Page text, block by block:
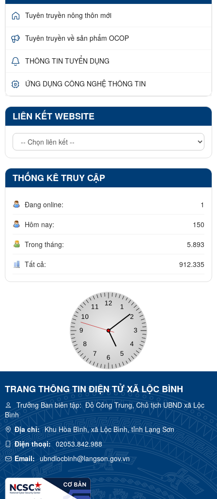
Tuyên truyền nông thôn mới
Tuyên truyền về sản phẩm OCOP
THÔNG TIN TUYỂN DỤNG
ỨNG DỤNG CÔNG NGHỆ THÔNG TIN
LIÊN KẾT WEBSITE
THỐNG KÊ TRUY CẬP
Đang online: 1
Hôm nay: 150
Trong tháng: 5.893
Tất cả: 912.335
TRANG THÔNG TIN ĐIỆN TỬ XÃ LỘC BÌNH
Trưởng Ban biên tập:Đỗ Công Trung, Chủ tịch UBND xã Lộc
Bình
Địa chỉ: Khu Hòa Bình, xã Lộc Bình, tỉnh Lạng Sơn
Điện thoại: 02053.842.988
Email: ubndlocbinh@langson.gov.vn